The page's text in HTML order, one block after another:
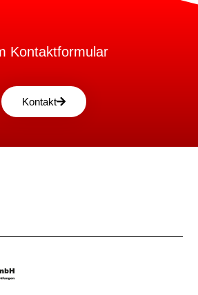
Kontaktformular
Kontakt